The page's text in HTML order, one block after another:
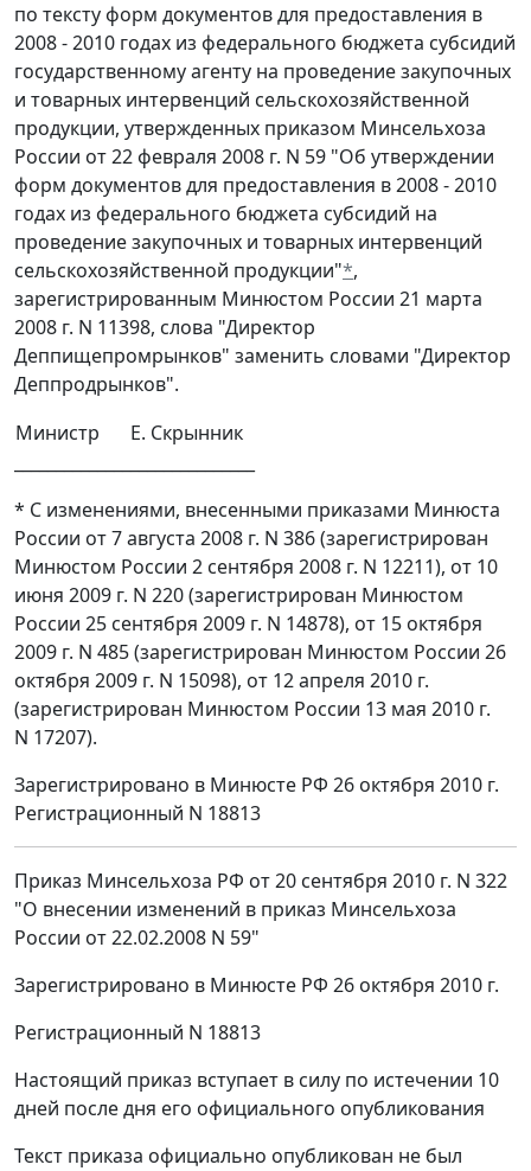
по тексту форм документов для предоставления в
2008 - 2010 годах из федерального бюджета субсидий
государственному агенту на проведение закупочных
и товарных интервенций сельскохозяйственной
продукции, утвержденных приказом Минсельхоза
России от 22 февраля 2008 г. N 59 "Об утверждении
форм документов для предоставления в 2008 - 2010
годах из федерального бюджета субсидий на
проведение закупочных и товарных интервенций
сельскохозяйственной продукции"*,
зарегистрированным Минюстом России 21 марта
2008 г. N 11398, слова "Директор
Деппищепромрынков" заменить словами "Директор
Деппродрынков".
Министр
Е. Скрынник
* С изменениями, внесенными приказами Минюста
России от 7 августа 2008 г. N 386 (зарегистрирован
Минюстом России 2 сентября 2008 г. N 12211), от 10
июня 2009 г. N 220 (зарегистрирован Минюстом
России 25 сентября 2009 г. N 14878), от 15 октября
2009 г. N 485 (зарегистрирован Минюстом России 26
октября 2009 г. N 15098), от 12 апреля 2010 г.
(зарегистрирован Минюстом России 13 мая 2010 г.
N 17207).
Зарегистрировано в Минюсте РФ 26 октября 2010 г.
Регистрационный N 18813
Приказ Минсельхоза РФ от 20 сентября 2010 г. N 322
"О внесении изменений в приказ Минсельхоза
России от 22.02.2008 N 59"
Зарегистрировано в Минюсте РФ 26 октября 2010 г.
Регистрационный N 18813
Настоящий приказ вступает в силу по истечении 10
дней после дня его официального опубликования
Текст приказа официально опубликован не был